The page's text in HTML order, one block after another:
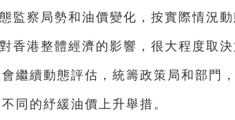
態監察局勢和油價變化，按實際情況
香港整體經濟的影響，很大程度取
繼續動態評估，統籌政策局和部門
同的紓緩油價上升舉措。